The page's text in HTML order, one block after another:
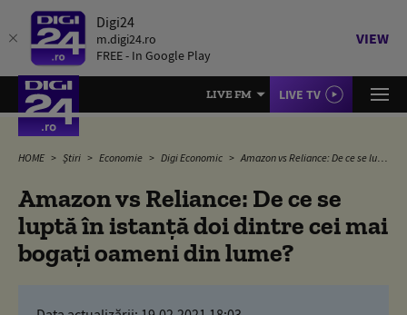
Digi24
m.digi24.ro
FREE - In Google Play
VIEW
LIVE FM LIVE TV
HOME Știri Economie Digi Economic Amazon vs Reliance: De ce se luptă în istanță doi dintre cei mai bogați oameni din lume?
Amazon vs Reliance: De ce se
luptă în istanță doi dintre cei mai
bogați oameni din lume?